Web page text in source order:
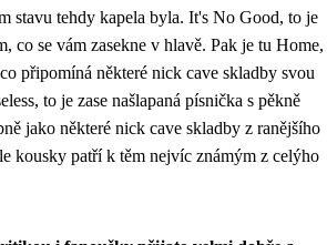
stavu tehdy kapela byla. It's No Good, to je
co se vám zasekne v hlavě. Pak je tu Home,
připomíná některé nick cave skladby svou
to je zase našlapaná písnička s pěkně
jako některé nick cave skladby z ranějšího
kousky patří k těm nejvíc známým z celýho